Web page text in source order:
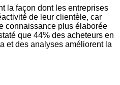
la façon dont les entreprises
de leur clientèle, car
connaissance plus élaborée
que 44% des acheteurs en
et des analyses améliorent la